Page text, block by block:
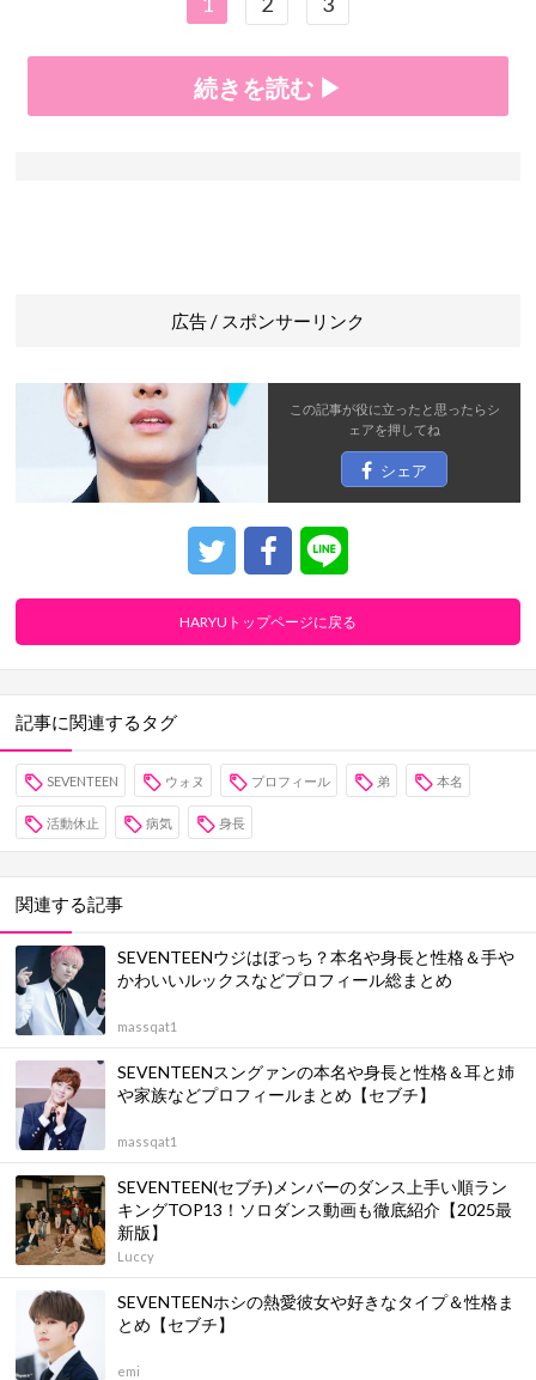
続きを読む ▶
広告 / スポンサーリンク
この記事が役に立ったと思ったらシ
ェアを押してね
シェア
HARYUトップページに戻る
記事に関連するタグ
SEVENTEEN ウォヌ プロフィール 弟 本名
活動休止 病気 身長
関連する記事
SEVENTEENウジはぼっち？本名や身長と性格＆手や
かわいいルックスなどプロフィール総まとめ
massqat1
SEVENTEENスングァンの本名や身長と性格＆耳と姉
や家族などプロフィールまとめ【セブチ】
massqat1
SEVENTEEN(セブチ)メンバーのダンス上手い順ラン
キングTOP13！ソロダンス動画も徹底紹介【2025最
新版】
Luccy
SEVENTEENホシの熱愛彼女や好きなタイプ＆性格ま
とめ【セブチ】
emi